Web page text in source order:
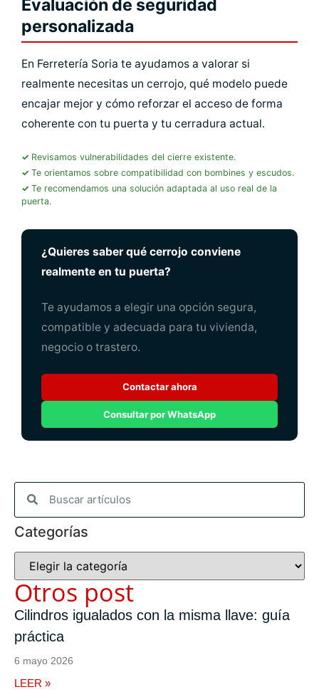
principal, una segunda residencia, un trastero o un
acceso especialmente expuesto. Aun así, antes
conviene comprobar si el cierre principal ya
presenta puntos débiles que deban resolverse
Evaluación de seguridad
personalizada
En Ferretería Soria te ayudamos a valorar si
realmente necesitas un cerrojo, qué modelo puede
encajar mejor y cómo reforzar el acceso de forma
coherente con tu puerta y tu cerradura actual.
Revisamos vulnerabilidades del cierre existente.
Te orientamos sobre compatibilidad con bombines y escudos.
Te recomendamos una solución adaptada al uso real de la
puerta.
¿Quieres saber qué cerrojo conviene
realmente en tu puerta?
Te ayudamos a elegir una opción segura,
compatible y adecuada para tu vivienda,
negocio o trastero.
Contactar ahora
Consultar por WhatsApp
Categorías
Otros post
Cilindros igualados con la misma llave: guía
práctica
6 mayo 2026
LEER »